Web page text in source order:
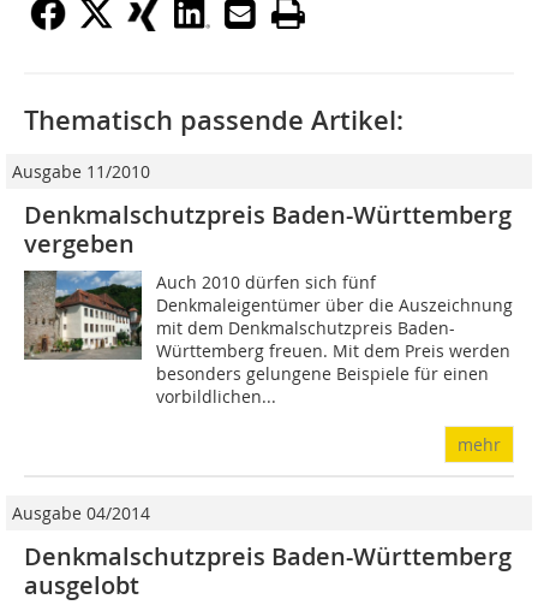
Thematisch passende Artikel:
Ausgabe 11/2010
Denkmalschutzpreis Baden-Württemberg
vergeben
Auch 2010 dürfen sich fünf
Denkmaleigentümer über die Auszeichnung
mit dem Denkmalschutzpreis Baden-
Württemberg freuen. Mit dem Preis werden
besonders gelungene Beispiele für einen
vorbildlichen...
mehr
Ausgabe 04/2014
Denkmalschutzpreis Baden-Württemberg
ausgelobt